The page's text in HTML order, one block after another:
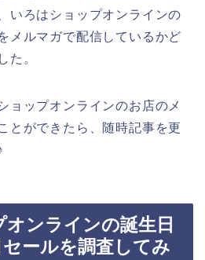
いろはショップオンラインの
メルマガで配信しているかど
た。
ョップオンラインのお店のメ
とができたら、随時記事を更
ンラインの誕生日
ールを調査してみ